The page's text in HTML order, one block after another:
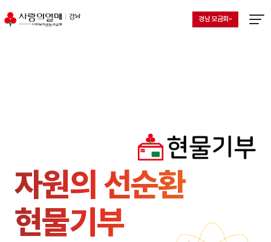
지회 선택 목록 열기
현재 선택된 지회
경남 모금회
자원의 선순환
현물기부